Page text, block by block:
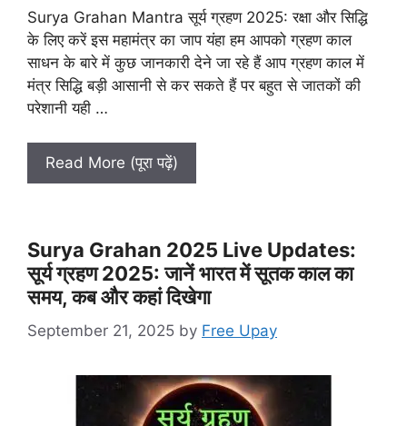
Surya Grahan Mantra सूर्य ग्रहण 2025: रक्षा और सिद्धि
के लिए करें इस महामंत्र का जाप यंहा हम आपको ग्रहण काल
साधन के बारे में कुछ जानकारी देने जा रहे हैं आप ग्रहण काल में
मंत्र सिद्धि बड़ी आसानी से कर सकते हैं पर बहुत से जातकों की
परेशानी यही …
Read More (पूरा पढ़ें)
Surya Grahan 2025 Live Updates:
सूर्य ग्रहण 2025: जानें भारत में सूतक काल का
समय, कब और कहां दिखेगा
September 21, 2025 by Free Upay